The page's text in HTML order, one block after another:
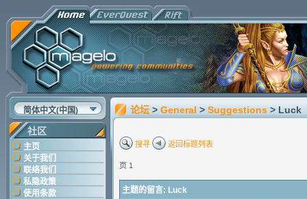
简体中文(中国)
社区
主页
关于我们
联络我们
私隐政策
使用条款
论坛 > General > Suggestions > Luck
搜寻 返回标题列表
页 1
主题的留言: Luck